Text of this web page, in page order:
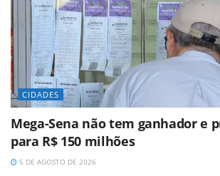
CIDADES
Mega-Sena não tem ganhador e
para R$ 150 milhões
5 DE AGOSTO DE 2026